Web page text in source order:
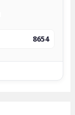
8654